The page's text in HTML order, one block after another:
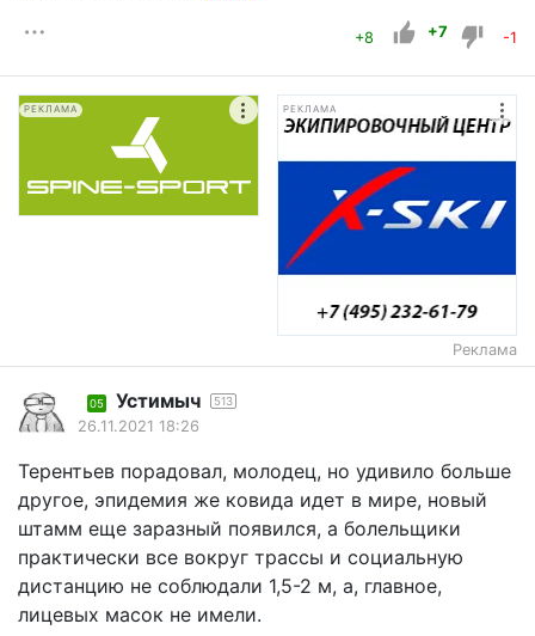
+8 +7 -1
РЕКЛАМА РЕКЛАМА
Реклама
05 Устимыч 513
26.11.2021 18:26
Терентьев порадовал, молодец, но удивило больше
другое, эпидемия же ковида идет в мире, новый
штамм еще заразный появился, а болельщики
практически все вокруг трассы и социальную
дистанцию не соблюдали 1,5-2 м, а, главное,
лицевых масок не имели.